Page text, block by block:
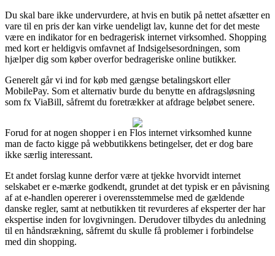
Du skal bare ikke undervurdere, at hvis en butik på nettet afsætter en
vare til en pris der kan virke uendeligt lav, kunne det for det meste
være en indikator for en bedragerisk internet virksomhed. Shopping
med kort er heldigvis omfavnet af Indsigelsesordningen, som
hjælper dig som køber overfor bedrageriske online butikker.
Generelt går vi ind for køb med gængse betalingskort eller
MobilePay. Som et alternativ burde du benytte en afdragsløsning
som fx ViaBill, såfremt du foretrækker at afdrage beløbet senere.
Forud for at nogen shopper i en Flos internet virksomhed kunne
man de facto kigge på webbutikkens betingelser, det er dog bare
ikke særlig interessant.
Et andet forslag kunne derfor være at tjekke hvorvidt internet
selskabet er e-mærke godkendt, grundet at det typisk er en påvisning
af at e-handlen opererer i overensstemmelse med de gældende
danske regler, samt at netbutikken tit revurderes af eksperter der har
ekspertise inden for lovgivningen. Derudover tilbydes du anledning
til en håndsrækning, såfremt du skulle få problemer i forbindelse
med din shopping.